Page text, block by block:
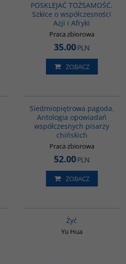
POSKLEJAĆ TOŻSAMOŚĆ.
Szkice o współczesności
Azji i Afryki
Praca zbiorowa
35.00PLN
ZOBACZ
Siedmiopiętrowa pagoda.
Antologia opowiadań
współczesnych pisarzy
chińskich
Praca zbiorowa
52.00PLN
ZOBACZ
Żyć
Yu Hua